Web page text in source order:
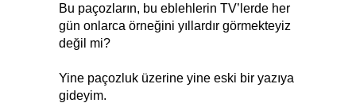
Bu paçozların, bu eblehlerin TV’lerde her
gün onlarca örneğini yıllardır görmekteyiz
değil mi?
Yine paçozluk üzerine yine eski bir yazıya
gideyim.